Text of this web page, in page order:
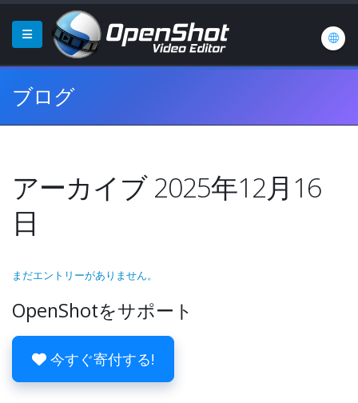
ブログ
アーカイブ 2025年12月16
日
まだエントリーがありません。
OpenShotをサポート
今すぐ寄付する!